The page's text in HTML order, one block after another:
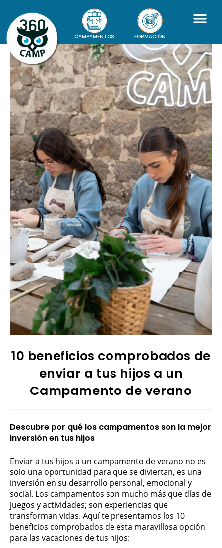
CAMPAMENTOS FORMACIÓN
10 beneficios comprobados de
enviar a tus hijos a un
Campamento de verano
Descubre por qué los campamentos son la mejor
inversión en tus hijos
Enviar a tus hijos a un campamento de verano no es
solo una oportunidad para que se diviertan, es una
inversión en su desarrollo personal, emocional y
social. Los campamentos son mucho más que días de
juegos y actividades; son experiencias que
transforman vidas. Aquí te presentamos los 10
beneficios comprobados de esta maravillosa opción
para las vacaciones de tus hijos: